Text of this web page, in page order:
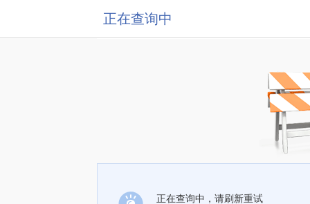
正在查询中
正在查询中，请刷新重试